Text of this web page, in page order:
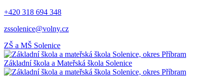
+420 318 694 348
zssolenice@volny.cz
ZŠ a MŠ Solenice
Základní škola a Mateřská škola Solenice